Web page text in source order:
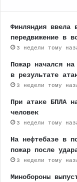
Финляндия ввела
передвижение в
3 недели тому
Пожар начался
в результате
3 недели тому
При атаке БПЛА
человек
3 недели тому
На нефтебазе в
пожар после
3 недели тому
Минобороны